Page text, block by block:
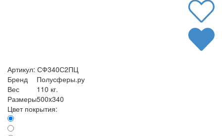
Артикул: СФ340С2ПЦ
Бренд
Полусферы.ру
Вес
110 кг.
Размеры500x340
Цвет покрытия: